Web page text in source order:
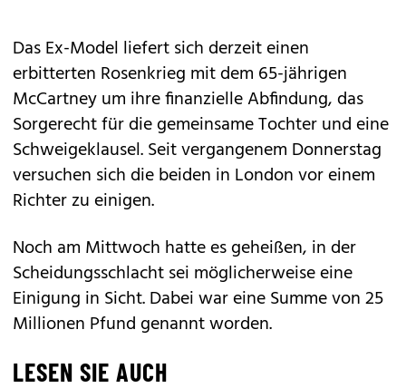
Das Ex-Model liefert sich derzeit einen
erbitterten Rosenkrieg mit dem 65-jährigen
McCartney um ihre finanzielle Abfindung, das
Sorgerecht für die gemeinsame Tochter und eine
Schweigeklausel. Seit vergangenem Donnerstag
versuchen sich die beiden in London vor einem
Richter zu einigen.
Noch am Mittwoch hatte es geheißen, in der
Scheidungsschlacht sei möglicherweise eine
Einigung in Sicht. Dabei war eine Summe von 25
Millionen Pfund genannt worden.
LESEN SIE AUCH